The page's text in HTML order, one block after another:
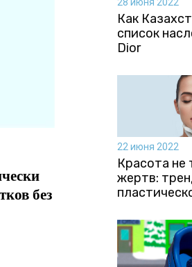
без
Как
список
Dior
22 июня 2022
Красота не
жертв: